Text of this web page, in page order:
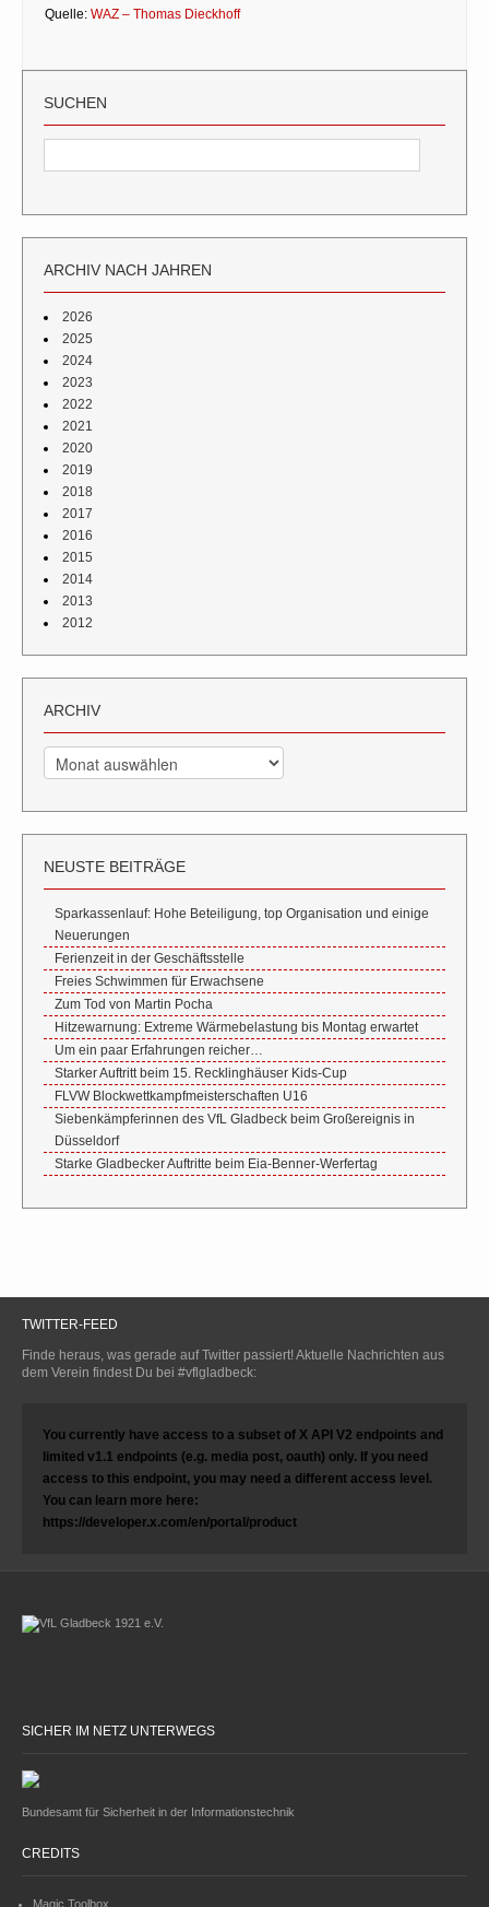
Quelle: WAZ – Thomas Dieckhoff
SUCHEN
ARCHIV NACH JAHREN
2026
2025
2024
2023
2022
2021
2020
2019
2018
2017
2016
2015
2014
2013
2012
ARCHIV
Archiv
NEUSTE BEITRÄGE
Sparkassenlauf: Hohe Beteiligung, top Organisation und einige
Neuerungen
Ferienzeit in der Geschäftsstelle
Freies Schwimmen für Erwachsene
Zum Tod von Martin Pocha
Hitzewarnung: Extreme Wärmebelastung bis Montag erwartet
Um ein paar Erfahrungen reicher…
Starker Auftritt beim 15. Recklinghäuser Kids-Cup
FLVW Blockwettkampfmeisterschaften U16
Siebenkämpferinnen des VfL Gladbeck beim Großereignis in
Düsseldorf
Starke Gladbecker Auftritte beim Eia-Benner-Werfertag
TWITTER-FEED
Finde heraus, was gerade auf Twitter passiert! Aktuelle Nachrichten aus
dem Verein findest Du bei #vflgladbeck:
You currently have access to a subset of X API V2 endpoints and
limited v1.1 endpoints (e.g. media post, oauth) only. If you need
access to this endpoint, you may need a different access level.
You can learn more here:
https://developer.x.com/en/portal/product
SICHER IM NETZ UNTERWEGS
Bundesamt für Sicherheit in der Informationstechnik
CREDITS
Magic Toolbox